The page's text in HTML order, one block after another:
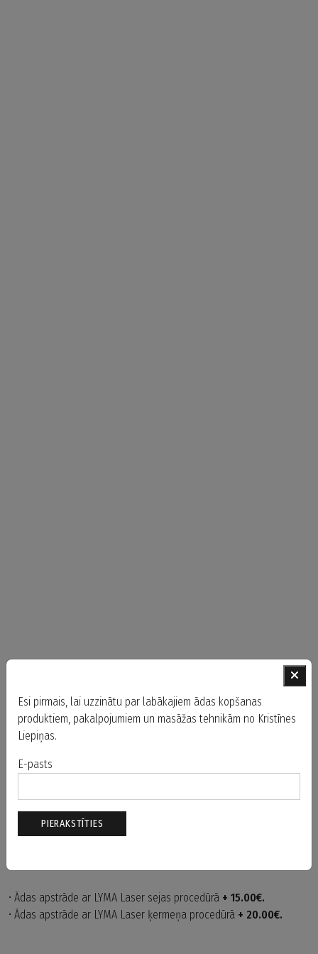
• Ādas apstrāde ar LYMA Laser sejas procedūrā + 15.00€.
• Ādas apstrāde ar LYMA Laser ķermeņa procedūrā + 20.00€.
Esi pirmais, lai uzzinātu par labākajiem ādas kopšanas
produktiem, pakalpojumiem un masāžas tehnikām no Kristīnes
Liepiņas.
E-pasts